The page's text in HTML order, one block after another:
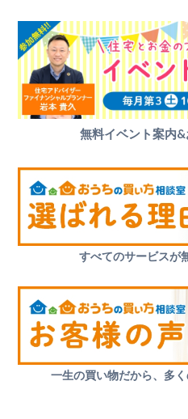
無料イベント案内
すべてのサービスが
一生の買い物だから、多